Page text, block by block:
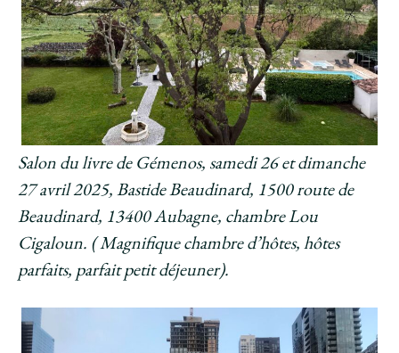
Salon du livre de Gémenos, samedi 26 et dimanche
27 avril 2025, Bastide Beaudinard, 1500 route de
Beaudinard, 13400 Aubagne, chambre Lou
Cigaloun. ( Magnifique chambre d’hôtes, hôtes
parfaits, parfait petit déjeuner).